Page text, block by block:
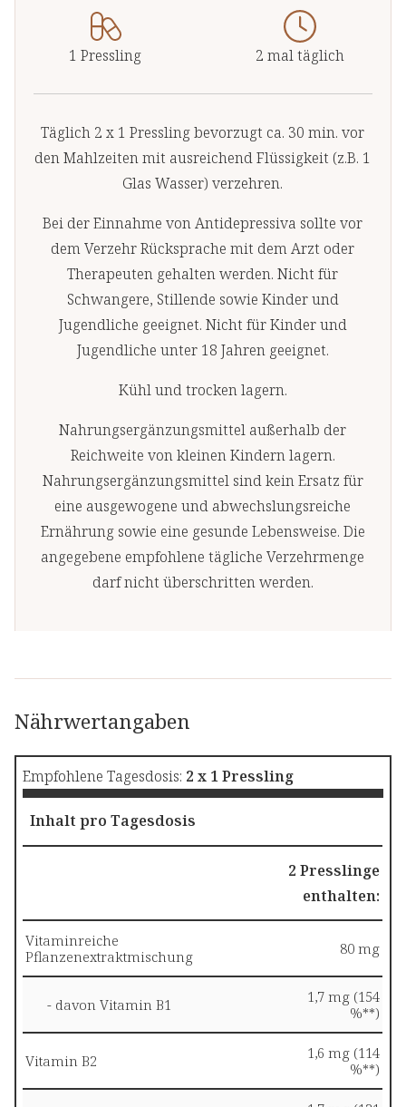
1 Pressling 2 mal täglich
Täglich 2 x 1 Pressling bevorzugt ca. 30 min. vor
den Mahlzeiten mit ausreichend Flüssigkeit (z.B. 1
Glas Wasser) verzehren.
Bei der Einnahme von Antidepressiva sollte vor
dem Verzehr Rücksprache mit dem Arzt oder
Therapeuten gehalten werden. Nicht für
Schwangere, Stillende sowie Kinder und
Jugendliche geeignet. Nicht für Kinder und
Jugendliche unter 18 Jahren geeignet.
Kühl und trocken lagern.
Nahrungsergänzungsmittel außerhalb der
Reichweite von kleinen Kindern lagern.
Nahrungsergänzungsmittel sind kein Ersatz für
eine ausgewogene und abwechslungsreiche
Ernährung sowie eine gesunde Lebensweise. Die
angegebene empfohlene tägliche Verzehrmenge
darf nicht überschritten werden.
Nährwertangaben
Empfohlene Tagesdosis: 2 x 1 Pressling
Inhalt pro Tagesdosis
2 Presslinge
enthalten:
Vitaminreiche
Pflanzenextraktmischung
80 mg
- davon Vitamin B1
1,7 mg (154
%**)
Vitamin B2
1,6 mg (114
%**)